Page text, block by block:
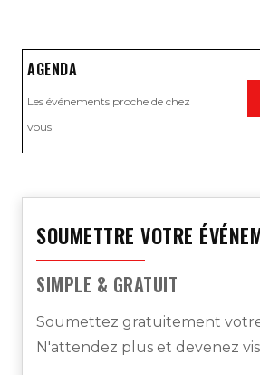
AGENDA
Les événements proche de chez
vous
SOUMETTRE VOTRE
SIMPLE & GRATUIT
Soumettez gratuitement
N'attendez plus et devenez